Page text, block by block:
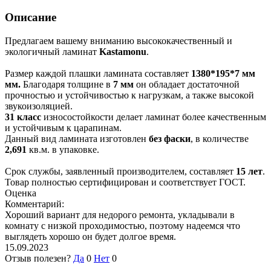
Описание
Предлагаем вашему вниманию высококачественный и
экологичный ламинат Kastamonu.
Размер каждой плашки ламината составляет 1380*195*7 мм
мм. Благодаря толщине в 7 мм он обладает достаточной
прочностью и устойчивостью к нагрузкам, а также высокой
звукоизоляцией.
31 класс износостойкости делает ламинат более качественным
и устойчивым к царапинам.
Данный вид ламината изготовлен без фаски, в количестве
2,691 кв.м. в упаковке.
Срок службы, заявленный производителем, составляет 15 лет.
Товар полностью сертифицирован и соответствует ГОСТ.
Оценка
Комментарий:
Хороший вариант для недорого ремонта, укладывали в
комнату с низкой проходимостью, поэтому надеемся что
выглядеть хорошо он будет долгое время.
15.09.2023
Отзыв полезен? Да 0 Нет 0